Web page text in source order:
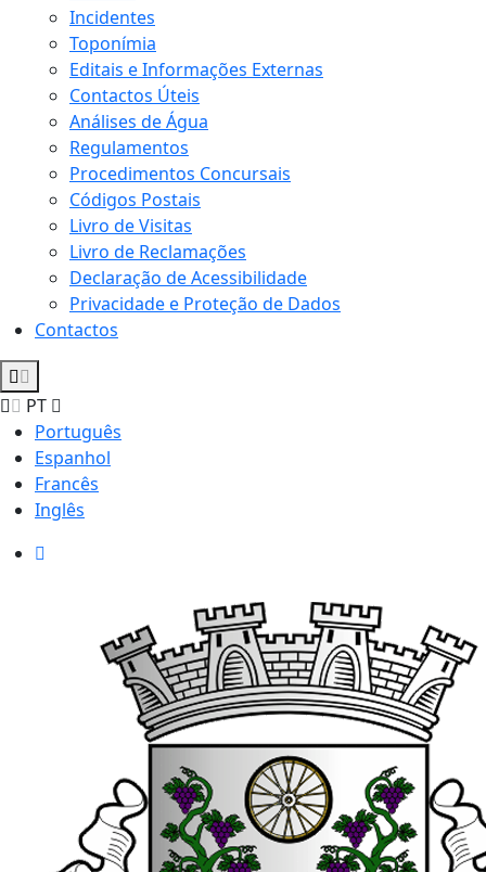
Incidentes
Toponímia
Editais e Informações Externas
Contactos Úteis
Análises de Água
Regulamentos
Procedimentos Concursais
Códigos Postais
Livro de Visitas
Livro de Reclamações
Declaração de Acessibilidade
Privacidade e Proteção de Dados
Contactos
PT
Português
Espanhol
Francês
Inglês